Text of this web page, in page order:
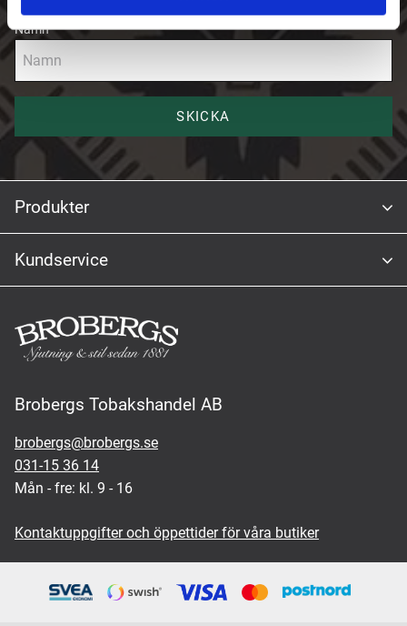
Namn
SKICKA
Produkter
Kundservice
Brobergs Tobakshandel AB
brobergs@brobergs.se
031-15 36 14
Mån - fre: kl. 9 - 16
Kontaktuppgifter och öppettider för våra butiker